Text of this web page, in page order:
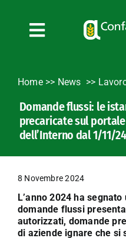
contenuto
Toggle
News
Bandi
Formazione
Convenzioni
L’Agricoltore cuneese
Fotogallery
Home>> News
Domande flussi: le
precaricate sul
dell’Interno dal 1/11/
8 Novembre 2024
L’anno 2024 ha
domande flussi
autorizzati, domande
di aziende ignare che si